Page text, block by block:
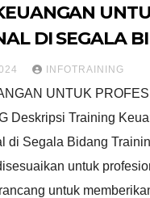
DI SEGALA
INFOTRAINING
UNTUK
Deskripsi Training
di Segala Bidang
untuk
untuk